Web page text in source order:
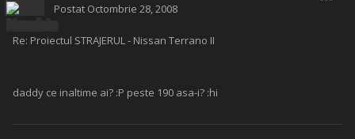
Postat Octombrie 28, 2008
Re: Proiectul STRAJERUL - Nissan Terrano II
daddy ce inaltime ai? :P peste 190 asa-i? :hi